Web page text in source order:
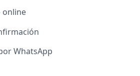
online
WhatsApp